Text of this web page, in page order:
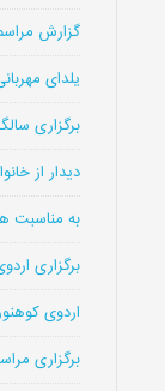
گزارش مراسم
یلدای
برگزاری
دیدار از
به مناسبت
برگزاری
اردوی
برگزاری